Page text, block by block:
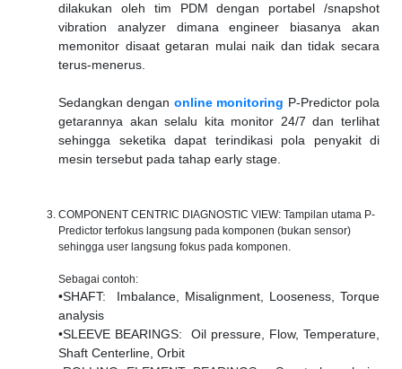
dilakukan oleh tim PDM dengan portabel /snapshot
vibration analyzer dimana engineer biasanya akan
memonitor disaat getaran mulai naik dan tidak secara
terus-menerus.
Sedangkan dengan online monitoring P-Predictor pola
getarannya akan selalu kita monitor 24/7 dan terlihat
sehingga seketika dapat terindikasi pola penyakit di
mesin tersebut pada tahap early stage.
COMPONENT CENTRIC DIAGNOSTIC VIEW: Tampilan utama P-
Predictor terfokus langsung pada komponen (bukan sensor)
sehingga user langsung fokus pada komponen.
Sebagai contoh:
•SHAFT: Imbalance, Misalignment, Looseness, Torque
analysis
•SLEEVE BEARINGS: Oil pressure, Flow, Temperature,
Shaft Centerline, Orbit